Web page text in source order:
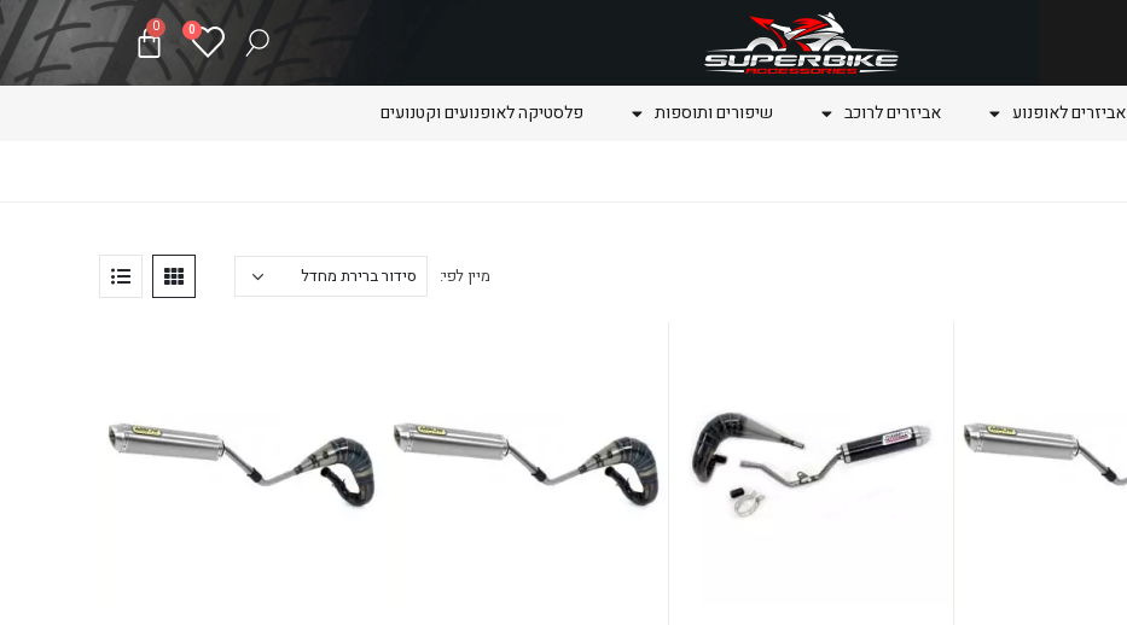
0
0
אביזרים לאופנוע אביזרים לרוכב שיפורים ותוספות פלסטיקה לאופנועים וקטנועים
מיין לפי: